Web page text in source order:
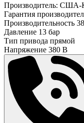
Производитель: США-
Гарантия
Производительность
Давление 13 бар
Тип привода прямой
Напряжение 380 В